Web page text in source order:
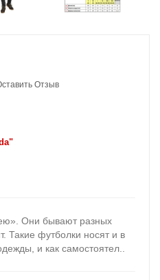
Отзыв
Они бывают разных
Такие футболки носят и в
и как самостоятел..